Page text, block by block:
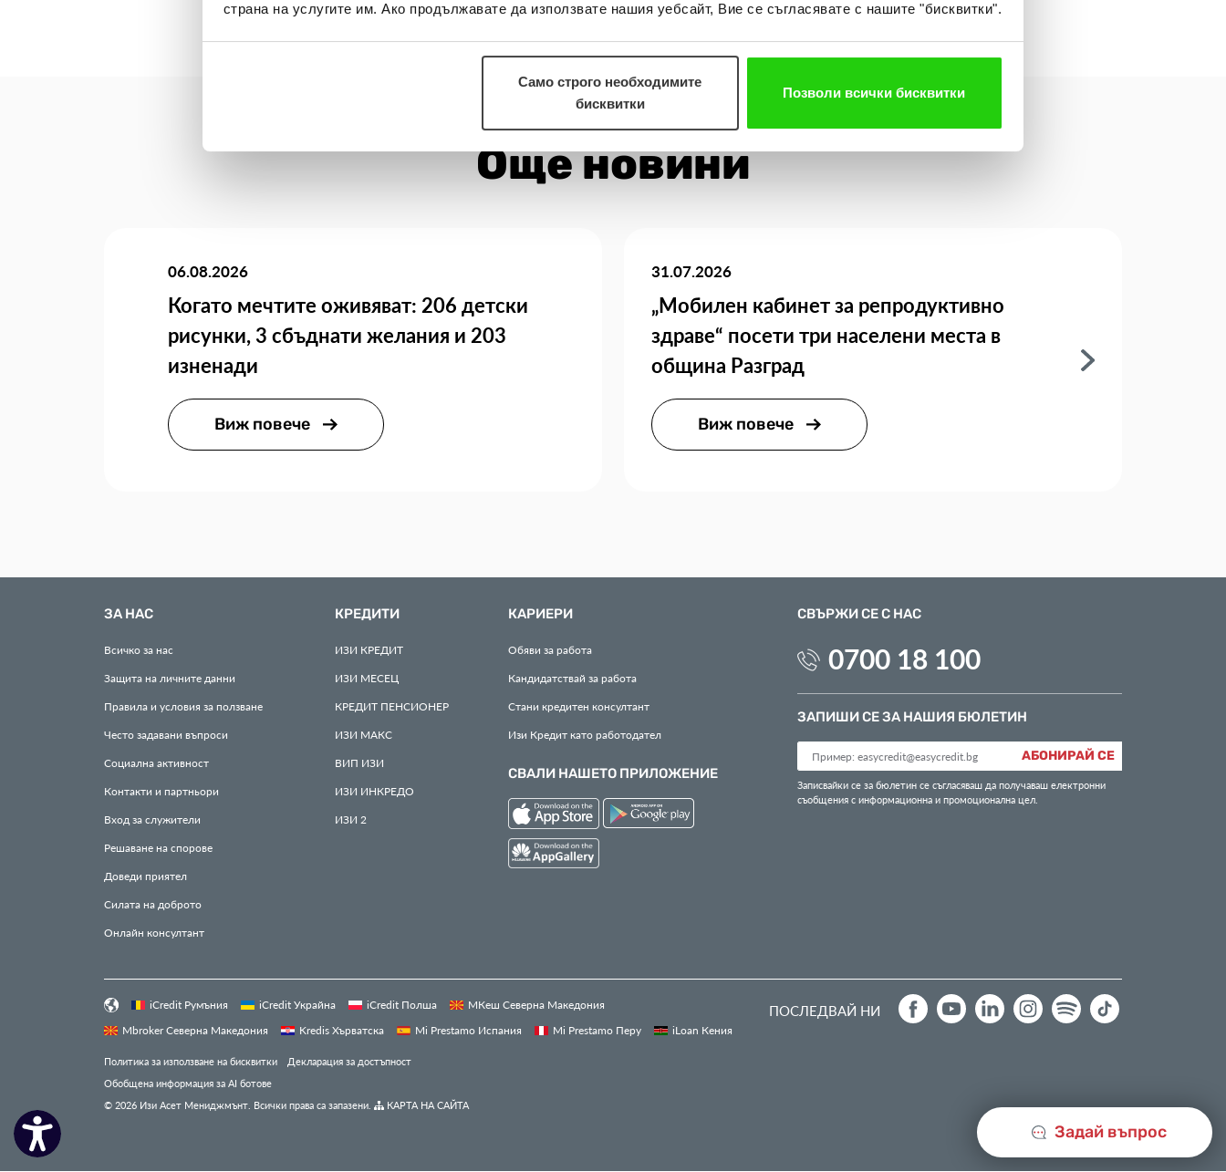
страна на услугите им. Ако продължавате да използвате нашия уебсайт, Вие се съгласявате с нашите "бисквитки".
Само строго необходимите
бисквитки
Позволи всички бисквитки
Още новини
06.08.2026
Когато мечтите оживяват: 206 детски
рисунки, 3 сбъднати желания и 203
изненади
Виж повече
31.07.2026
„Мобилен кабинет за репродуктивно
здраве“ посети три населени места в
община Разград
Виж повече
Задай въпрос
ЗА НАС
Всичко за нас
Защита на личните данни
Правила и условия за ползване
Често задавани въпроси
Социална активност
Контакти и партньори
Вход за служители
Решаване на спорове
Доведи приятел
Силата на доброто
Онлайн консултант
КРЕДИТИ
ИЗИ КРЕДИТ
ИЗИ МЕСЕЦ
КРЕДИТ ПЕНСИОНЕР
ИЗИ МАКС
ВИП ИЗИ
ИЗИ ИНКРЕДО
ИЗИ 2
КАРИЕРИ
Обяви за работа
Кандидатствай за работа
Стани кредитен консултант
Изи Кредит като работодател
СВАЛИ НАШЕТО ПРИЛОЖЕНИЕ
СВЪРЖИ СЕ С НАС
0700 18 100
ЗАПИШИ СЕ ЗА НАШИЯ БЮЛЕТИН
АБОНИРАЙ СЕ
Записвайки се за бюлетин се съгласяваш да получаваш електронни
съобщения с информационна и промоционална цел.
iCredit Румъния iCredit Украйна iCredit Полша
МКеш Северна Македония
Mbroker Северна Македония
Kredis Хърватска Mi Prestamo Испания Mi Prestamo Перу iLoan Кения
Политика за използване на бисквитки
Декларация за достъпност
Обобщена информация за AI ботове
© 2026 Изи Асет Мениджмънт. Всички права са запазени.
КАРТА НА САЙТА
ПОСЛЕДВАЙ НИ